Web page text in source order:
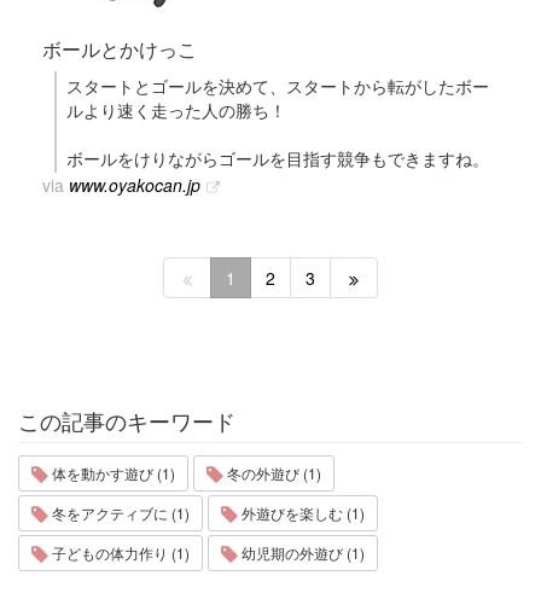
ボールとかけっこ
スタートとゴールを決めて、スタートから転がしたボー
ルより速く走った人の勝ち！
ボールをけりながらゴールを目指す競争もできますね。
via www.oyakocan.jp
1 2 3
この記事のキーワード
体を動かす遊び (1)
冬の外遊び (1)
冬をアクティブに (1)
外遊びを楽しむ (1)
子どもの体力作り (1)
幼児期の外遊び (1)